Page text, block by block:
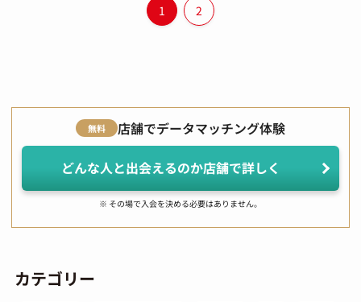
1 2
無料 店舗でデータマッチング体験
どんな人と出会えるのか店舗で詳しく
※ その場で入会を決める必要はありません。
カテゴリー